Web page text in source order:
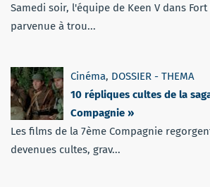
Samedi soir, l'équipe de Keen V dans
parvenue à trou...
Cinéma, DOSSIER - THEMA
10 répliques cultes de la
Compagnie »
Les films de la 7ème Compagnie
devenues cultes, grav...